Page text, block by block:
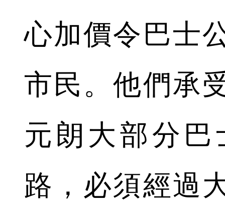
心加價令巴士
市民。他們承
元朗大部分
路，必須經過